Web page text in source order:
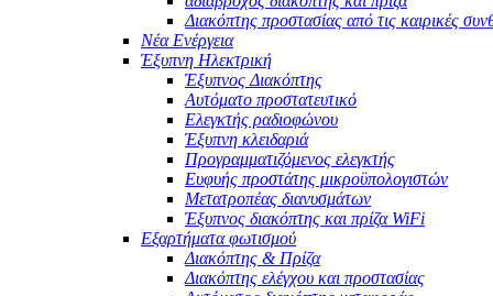
Διακόπτης προστασίας από τις καιρικές
Νέα Ενέργεια
Έξυπνη Ηλεκτρική
Έξυπνος Διακόπτης
Αυτόματο προστατευτικό
Ελεγκτής ραδιοφώνου
Έξυπνη κλειδαριά
Προγραμματιζόμενος ελεγκτής
Ευφυής προστάτης μικροϋπολογιστών
Μετατροπέας διανυσμάτων
Έξυπνος διακόπτης και πρίζα WiFi
Εξαρτήματα φωτισμού
Διακόπτης & Πρίζα
Διακόπτης ελέγχου και προστασίας